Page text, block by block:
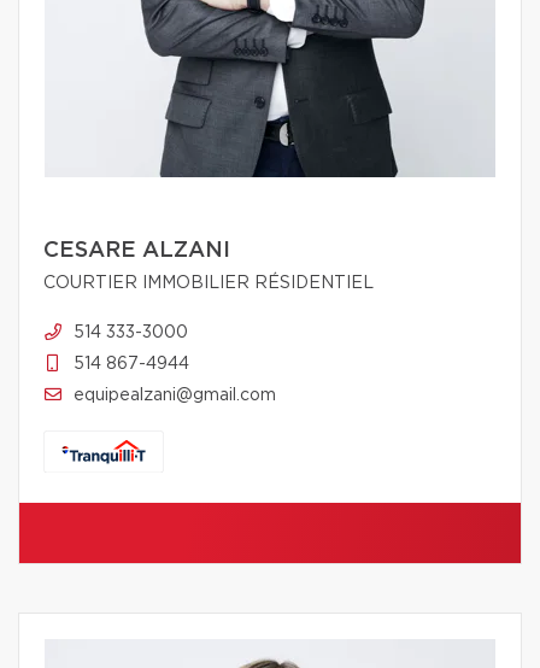
CESARE ALZANI
COURTIER IMMOBILIER RÉSIDENTIEL
514 333-3000
514 867-4944
equipealzani@gmail.com